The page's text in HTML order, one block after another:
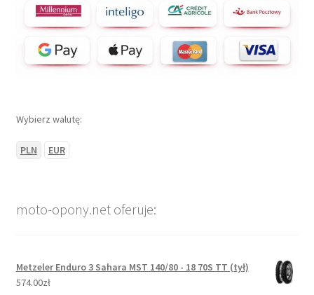
Wybierz walutę:
PLN EUR
moto-opony.net oferuje:
Metzeler Enduro 3 Sahara MST 140/80 - 18 70S TT (tył)
574.00zł